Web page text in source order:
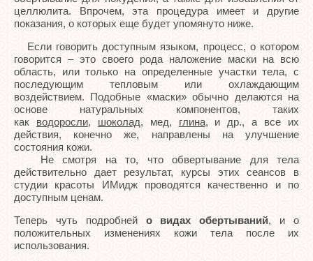
целлюлита. Впрочем, эта процедура имеет и другие
показания, о которых еще будет упомянуто ниже.
Если говорить доступным языком, процесс, о котором
говорится – это своего рода наложение маски на всю
область, или только на определенные участки тела, с
последующим тепловым или охлаждающим
воздействием. Подобные «маски» обычно делаются на
основе натуральных компонентов, таких
как водоросли, шоколад, мед, глина, и др., а все их
действия, конечно же, направлены на улучшение
состояния кожи.
Не смотря на то, что обвертывание для тела
действительно дает результат, курсы этих сеансов в
студии красоты ИМидж проводятся качественно и по
доступным ценам.
Теперь чуть подробней о видах обертываний, и о
положительных изменениях кожи тела после их
использования.